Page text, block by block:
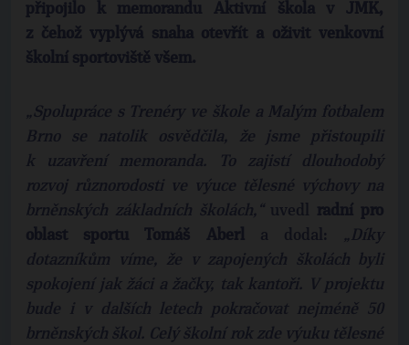
připojilo k memorandu Aktivní škola v JMK,
z čehož vyplývá snaha otevřít a oživit venkovní
školní sportoviště všem.
„Spolupráce s Trenéry ve škole a Malým fotbalem
Brno se natolik osvědčila, že jsme přistoupili
k uzavření memoranda. To zajistí dlouhodobý
rozvoj různorodosti ve výuce tělesné výchovy na
brněnských základních školách,“uvedl radní pro
oblast sportu Tomáš Aberl
a dodal:
„Díky
dotazníkům víme, že v zapojených školách byli
spokojení jak žáci a žačky, tak kantoři. V projektu
bude i v dalších letech pokračovat nejméně 50
brněnských škol. Celý školní rok zde výuku tělesné